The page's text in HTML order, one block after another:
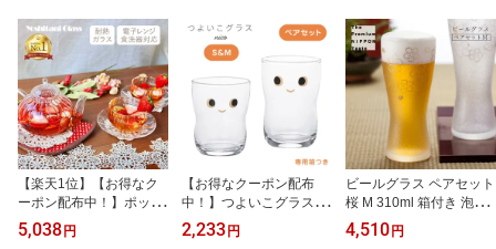
【楽天1位】【お得なク
ーポン配布中！】ポット
付き ティーセット ポッ
ト500ml・カップ240ml
5,038円
【お得なクーポン配布
中！】つよいこグラス ni
co S&Mペアセット 130m
l 185ml アデリア 石塚硝
2,233円
ビールグラス ペアセット
桜 M 310ml 箱付き 泡づ
くりプレミアムニッポン
テイスト アデリア 石塚
4,510円